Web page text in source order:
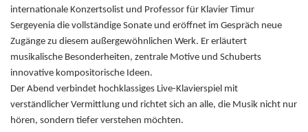
internationale Konzertsolist und Professor für Klavier Timur
Sergeyenia die vollständige Sonate und eröffnet im Gespräch neue
Zugänge zu diesem außergewöhnlichen Werk. Er erläutert
musikalische Besonderheiten, zentrale Motive und Schuberts
innovative kompositorische Ideen.
Der Abend verbindet hochklassiges Live-Klavierspiel mit
verständlicher Vermittlung und richtet sich an alle, die Musik nicht nur
hören, sondern tiefer verstehen möchten.